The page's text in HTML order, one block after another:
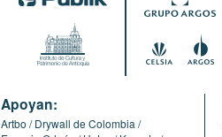
Apoyan:
Artbo
Drywall de Colombia